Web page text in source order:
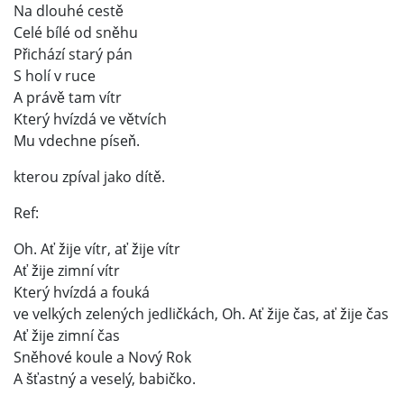
Na dlouhé cestě
Celé bílé od sněhu
Přichází starý pán
S holí v ruce
A právě tam vítr
Který hvízdá ve větvích
Mu vdechne píseň.
kterou zpíval jako dítě.
Ref:
Oh. Ať žije vítr, ať žije vítr
Ať žije zimní vítr
Který hvízdá a fouká
ve velkých zelených jedličkách, Oh. Ať žije čas, ať žije čas
Ať žije zimní čas
Sněhové koule a Nový Rok
A šťastný a veselý, babičko.